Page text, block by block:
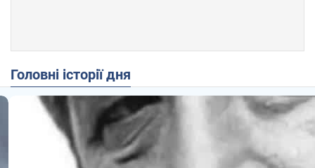
Головні історії дня